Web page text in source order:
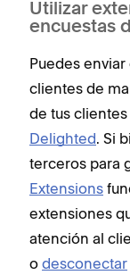
Utilizar
encuestas
Puedes
clientes de
de tus
Delighted. Si
terceros para
Extensions
extensiones
atención al
o desconectar